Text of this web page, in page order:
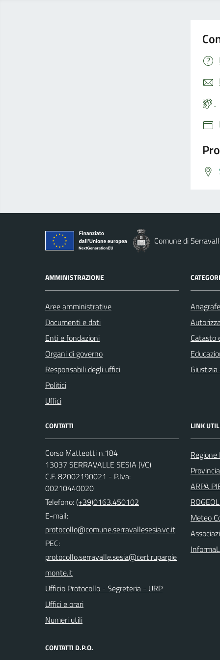
Comune di
AMMINISTRAZIONE
Aree amministrative
Documenti e dati
Enti e fondazioni
Organi di governo
Responsabili degli uffici
Politici
Uffici
Catasto
CONTATTI
Corso Matteotti n.184
13037 SERRAVALLE SESIA (VC)
C.F. 82002190021 - P.Iva:
00210440020
Telefono:(+39)0163.450102
E-mail:
PEC:
Ufficio Protocollo - Segreteria - URP
Uffici e orari
Numeri utili
CONTATTI D.P.O.
LINK
ARPA
Meteo